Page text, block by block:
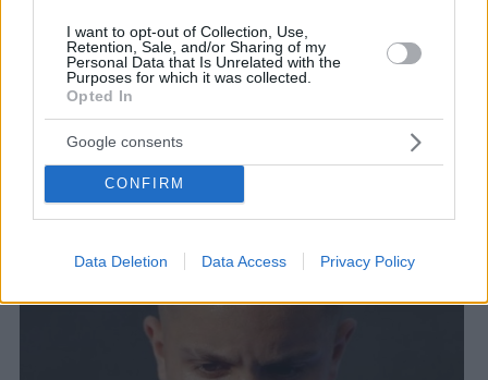
I want to opt-out of Collection, Use,
Retention, Sale, and/or Sharing of my
Personal Data that Is Unrelated with the
Purposes for which it was collected.
Opted In
Google consents
CONFIRM
Data Deletion Data Access Privacy Policy
ΤΑ ΠΡΟΣΩΠΑ ΤΗΣ ΕΠΟΜΕΝΗΣ ΔΕΚΑΕΤΙΑΣ
Good Job Nicky, μουσικός